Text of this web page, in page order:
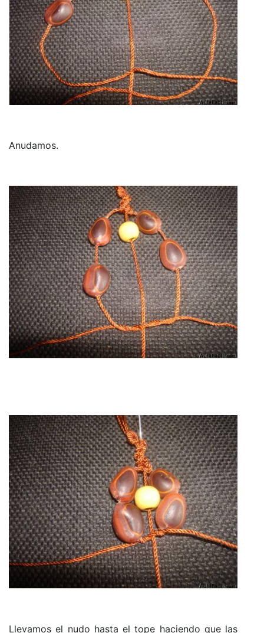
Anudamos.
Llevamos el nudo hasta el tope haciendo que las